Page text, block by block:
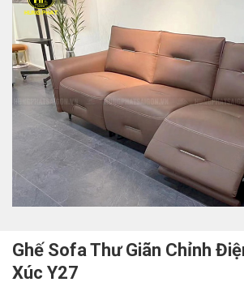
Ghế Sofa Thư Giãn Chỉnh
Xúc Y27